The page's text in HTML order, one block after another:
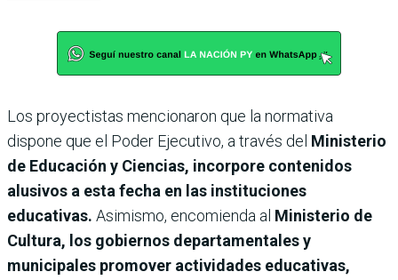
Los proyectistas mencionaron que la normativa
dispone que el Poder Ejecutivo, a través del Ministerio
de Educación y Ciencias, incorpore contenidos
alusivos a esta fecha en las instituciones
educativas. Asimismo, encomienda al Ministerio de
Cultura, los gobiernos departamentales y
municipales promover actividades educativas,